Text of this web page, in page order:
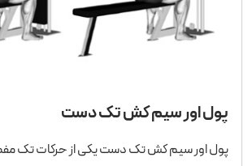
پول اور سیم کش تک دست
پول اور سیم کش تک دست یکی از حرکات تک